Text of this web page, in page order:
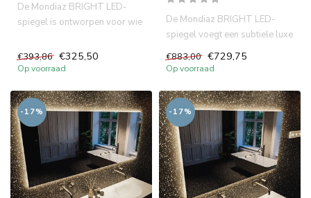
De Mondiaz BRIGHT LED-
spiegel is ontworpen voor wie
...
€393,86 €325,50
Op voorraad
De Mondiaz BRIGHT LED-
spiegel voegt een subtiele luxe
toe aan de badkamer. Het s...
€883,00 €729,75
Op voorraad
-17% -17%